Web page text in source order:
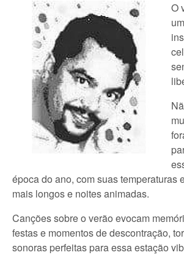
O
época do ano, com suas temperaturas
mais longos e noites animadas.
Canções sobre o verão evocam
festas e momentos de descontração,
sonoras perfeitas para essa estação